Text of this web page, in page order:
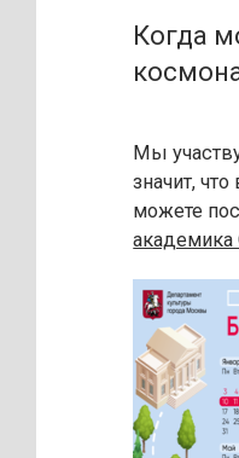
Когда
Мы
значит, что
можете
академика